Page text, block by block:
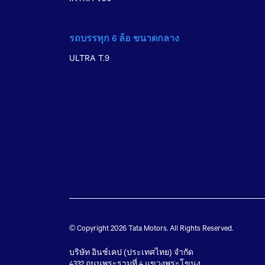
รถบรรทุก 6 ล้อ ขนาดกลาง​
ULTRA T.9
© Copyright 2026 Tata Motors. All Rights Reserved.
บริษัท อินช์เคป (ประเทศไทย) จำกัด